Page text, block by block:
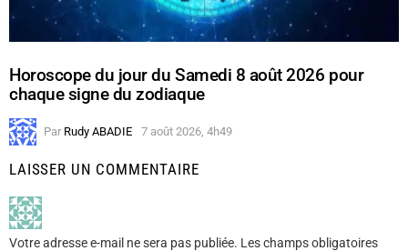
Horoscope du jour du Samedi 8 août 2026 pour
chaque signe du zodiaque
Par Rudy ABADIE 7 août 2026, 4h49
LAISSER UN COMMENTAIRE
Votre adresse e-mail ne sera pas publiée. Les champs obligatoires